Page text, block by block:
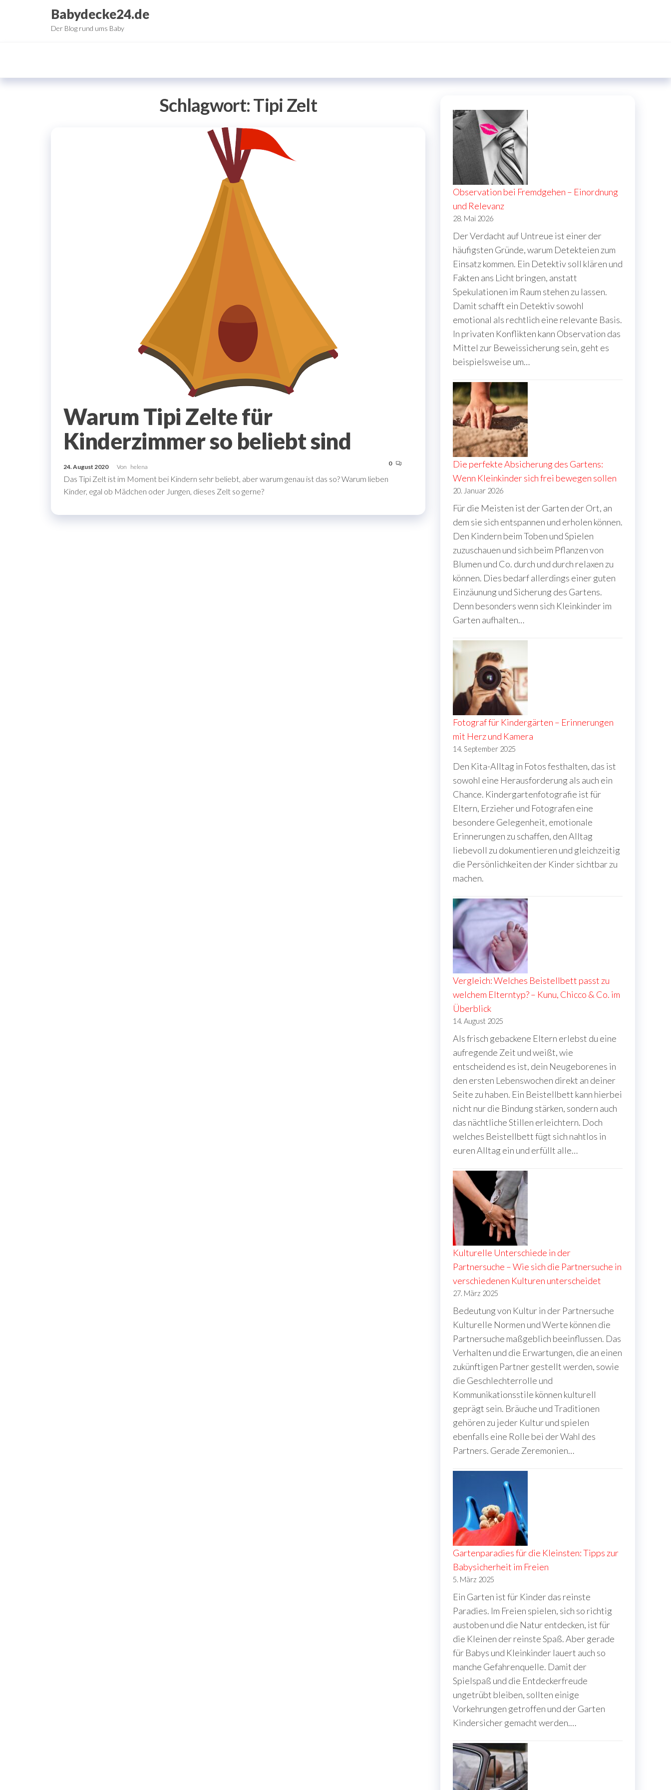
Babydecke24.de
Der Blog rund ums Baby
Schlagwort:Tipi Zelt
Warum Tipi Zelte für
Kinderzimmer so beliebt sind
24. August 2020 Von helena 0
Das Tipi Zelt ist im Moment bei Kindern sehr beliebt, aber warum genau ist das so? Warum lieben
Kinder, egal ob Mädchen oder Jungen, dieses Zelt so gerne?
Observation bei Fremdgehen – Einordnung
und Relevanz
28. Mai 2026
Der Verdacht auf Untreue ist einer der
häufigsten Gründe, warum Detekteien zum
Einsatz kommen. Ein Detektiv soll klären und
Fakten ans Licht bringen, anstatt
Spekulationen im Raum stehen zu lassen.
Damit schafft ein Detektiv sowohl
emotional als rechtlich eine relevante Basis.
In privaten Konflikten kann Observation das
Mittel zur Beweissicherung sein, geht es
beispielsweise um…
Die perfekte Absicherung des Gartens:
Wenn Kleinkinder sich frei bewegen sollen
20. Januar 2026
Für die Meisten ist der Garten der Ort, an
dem sie sich entspannen und erholen können.
Den Kindern beim Toben und Spielen
zuzuschauen und sich beim Pflanzen von
Blumen und Co. durch und durch relaxen zu
können. Dies bedarf allerdings einer guten
Einzäunung und Sicherung des Gartens.
Denn besonders wenn sich Kleinkinder im
Garten aufhalten…
Fotograf für Kindergärten – Erinnerungen
mit Herz und Kamera
14. September 2025
Den Kita-Alltag in Fotos festhalten, das ist
sowohl eine Herausforderung als auch ein
Chance. Kindergartenfotografie ist für
Eltern, Erzieher und Fotografen eine
besondere Gelegenheit, emotionale
Erinnerungen zu schaffen, den Alltag
liebevoll zu dokumentieren und gleichzeitig
die Persönlichkeiten der Kinder sichtbar zu
machen.
Vergleich: Welches Beistellbett passt zu
welchem Elterntyp? – Kunu, Chicco & Co. im
Überblick
14. August 2025
Als frisch gebackene Eltern erlebst du eine
aufregende Zeit und weißt, wie
entscheidend es ist, dein Neugeborenes in
den ersten Lebenswochen direkt an deiner
Seite zu haben. Ein Beistellbett kann hierbei
nicht nur die Bindung stärken, sondern auch
das nächtliche Stillen erleichtern. Doch
welches Beistellbett fügt sich nahtlos in
euren Alltag ein und erfüllt alle…
Kulturelle Unterschiede in der
Partnersuche – Wie sich die Partnersuche in
verschiedenen Kulturen unterscheidet
27. März 2025
Bedeutung von Kultur in der Partnersuche
Kulturelle Normen und Werte können die
Partnersuche maßgeblich beeinflussen. Das
Verhalten und die Erwartungen, die an einen
zukünftigen Partner gestellt werden, sowie
die Geschlechterrolle und
Kommunikationsstile können kulturell
geprägt sein. Bräuche und Traditionen
gehören zu jeder Kultur und spielen
ebenfalls eine Rolle bei der Wahl des
Partners. Gerade Zeremonien…
Gartenparadies für die Kleinsten: Tipps zur
Babysicherheit im Freien
5. März 2025
Ein Garten ist für Kinder das reinste
Paradies. Im Freien spielen, sich so richtig
austoben und die Natur entdecken, ist für
die Kleinen der reinste Spaß. Aber gerade
für Babys und Kleinkinder lauert auch so
manche Gefahrenquelle. Damit der
Spielspaß und die Entdeckerfreude
ungetrübt bleiben, sollten einige
Vorkehrungen getroffen und der Garten
Kindersicher gemacht werden.…